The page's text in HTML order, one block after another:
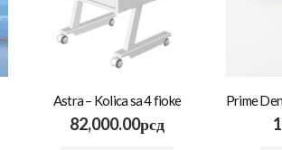
Astra – Kolica sa 4 fioke
82,000.00рсд